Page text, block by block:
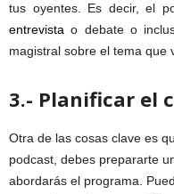
tus oyentes. Es decir, el
entrevista o debate o
magistral sobre el tema que
3.- Planificar el
Otra de las cosas clave es
podcast, debes prepararte
abordarás el programa.